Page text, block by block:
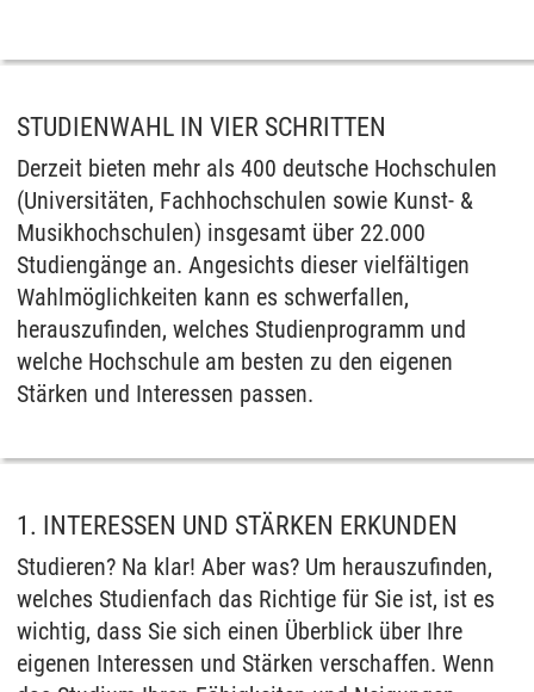
verarbeitet werden können. Klicken Sie auf „Ja“
Videos. Bei Klick auf „Immer“ erfolgt die
Videos auf unserer Seite. Nähere Informationen
hierzu entnehmen Sie bitte unserer
Datenschutzerklärung .
STUDIENWAHL IN VIER SCHRITTEN
Derzeit bieten mehr als 400 deutsche Hochschulen
(Universitäten, Fachhochschulen sowie Kunst- &
Musikhochschulen) insgesamt über 22.000
Studiengänge an. Angesichts dieser vielfältigen
Wahlmöglichkeiten kann es schwerfallen,
herauszufinden, welches Studienprogramm und
welche Hochschule am besten zu den eigenen
Stärken und Interessen passen.
1. INTERESSEN UND STÄRKEN ERKUNDEN
Studieren? Na klar! Aber was? Um herauszufinden,
welches Studienfach das Richtige für Sie ist, ist es
wichtig, dass Sie sich einen Überblick über Ihre
eigenen Interessen und Stärken verschaffen. Wenn